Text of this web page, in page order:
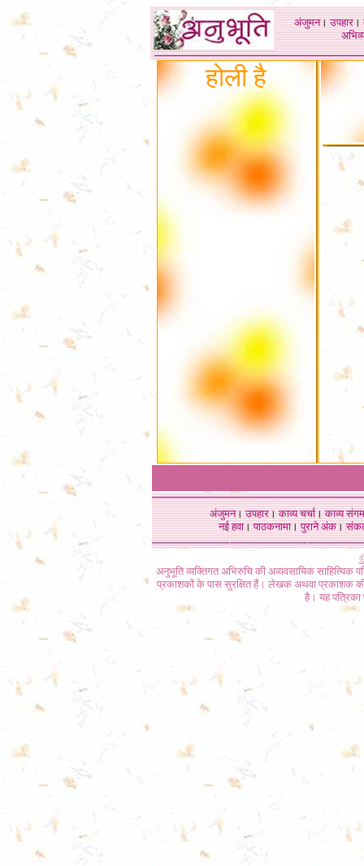
अंजुमन।उपहार।
होली है
अंजुमन।उपहार।काव्य चर्चा।काव्य संगम
नई हवा। पाठकनामा। पुराने अंक।
अनुभूति व्यक्तिगत अभिरुचि की अव्यवसायिक
प्रकाशकों के पास सुरक्षित हैं। लेखक अथवा प्रकाशक की
है। यह पत्रिका